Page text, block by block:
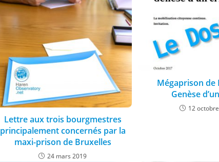
Lettre aux trois bourgmestres
principalement concernés par la
maxi-prison de Bruxelles
24 mars 2019
Mégaprison de
Genèse
12